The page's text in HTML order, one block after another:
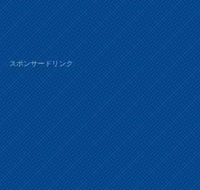
スポンサードリンク